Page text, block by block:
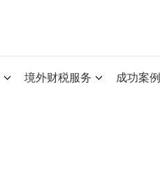
境外财税服务 成功案例